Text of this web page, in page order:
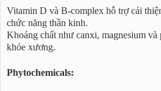
Vitamin D và B-complex hỗ trợ cải
chức năng thần kinh.
Khoáng chất như canxi, magnesium
khỏe xương.
Phytochemicals: